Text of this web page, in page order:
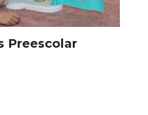
Preescolar